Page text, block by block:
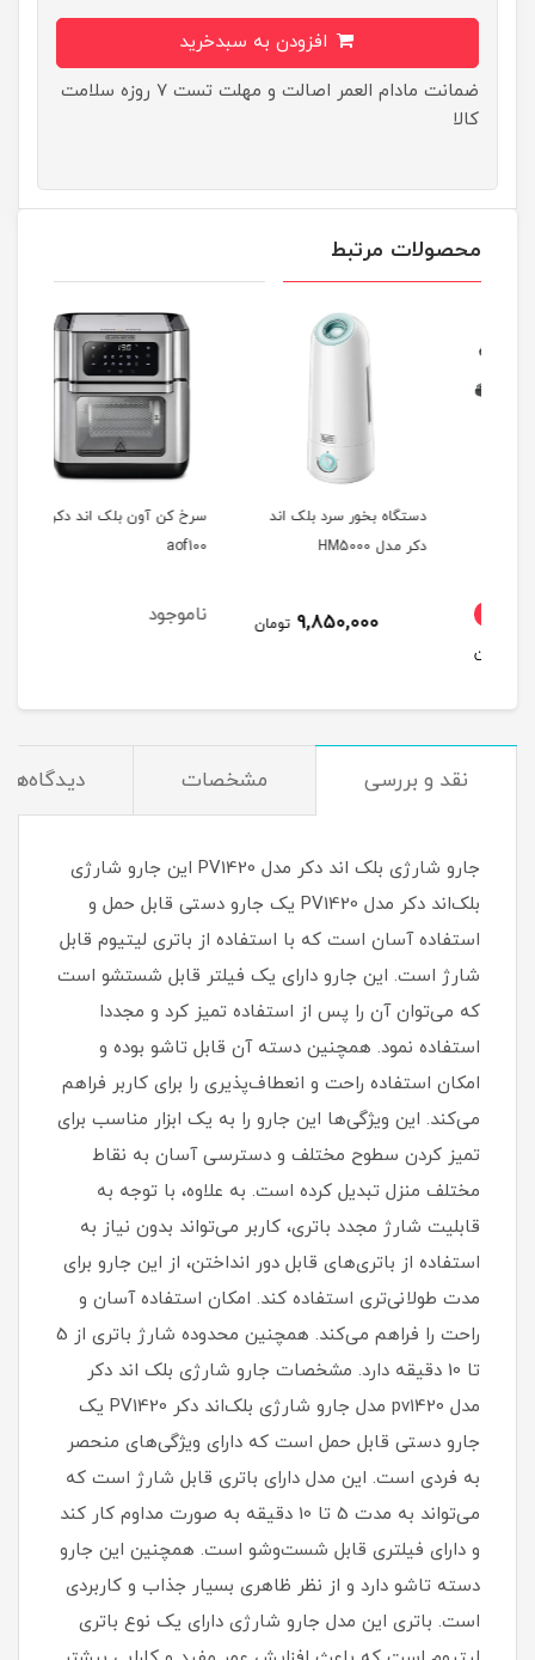
ضمانت مادام العمر اصالت و مهلت تست ۷ روزه سلامت
کالا
محصولات مرتبط
دستگاه بخور سرد بلک اند
دکر مدل HM5000
9,850,000 تومان
سرخ کن آون بلک اند دکر
aof100
ناموجود
نقد و بررسی مشخصات دیدگاه‌ها
جارو شارژی بلک اند دکر مدل PV1420 این جارو شارژی
بلک‌اند دکر مدل PV1420 یک جارو دستی قابل حمل و
استفاده آسان است که با استفاده از باتری لیتیوم قابل
شارژ است. این جارو دارای یک فیلتر قابل شستشو است
که می‌توان آن را پس از استفاده تمیز کرد و مجددا
استفاده نمود. همچنین دسته آن قابل تاشو بوده و
امکان استفاده راحت و انعطاف‌پذیری را برای کاربر فراهم
می‌کند. این ویژگی‌ها این جارو را به یک ابزار مناسب برای
تمیز کردن سطوح مختلف و دسترسی آسان به نقاط
مختلف منزل تبدیل کرده است. به علاوه، با توجه به
قابلیت شارژ مجدد باتری، کاربر می‌تواند بدون نیاز به
استفاده از باتری‌های قابل دور انداختن، از این جارو برای
مدت طولانی‌تری استفاده کند. امکان استفاده آسان و
راحت را فراهم می‌کند. همچنین محدوده شارژ باتری از 5
تا 10 دقیقه دارد. مشخصات جارو شارژی بلک اند دکر
مدل pv1420 مدل جارو شارژی بلک‌اند دکر PV1420 یک
جارو دستی قابل حمل است که دارای ویژگی‌های منحصر
به فردی است. این مدل دارای باتری قابل شارژ است که
می‌تواند به مدت 5 تا 10 دقیقه به صورت مداوم کار کند
و دارای فیلتری قابل شست‌وشو است. همچنین این جارو
دسته تاشو دارد و از نظر ظاهری بسیار جذاب و کاربردی
است. باتری این مدل جارو شارژی دارای یک نوع باتری